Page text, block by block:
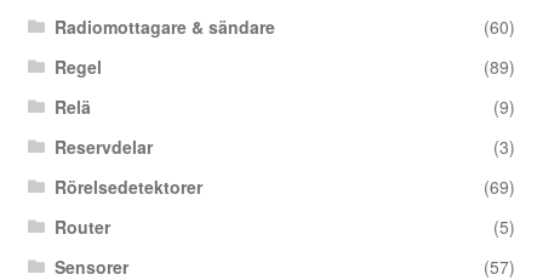
Radiomottagare & sändare
(60)
Regel
(89)
Relä
(9)
Reservdelar
(3)
Rörelsedetektorer
(69)
Router
(5)
Sensorer
(57)